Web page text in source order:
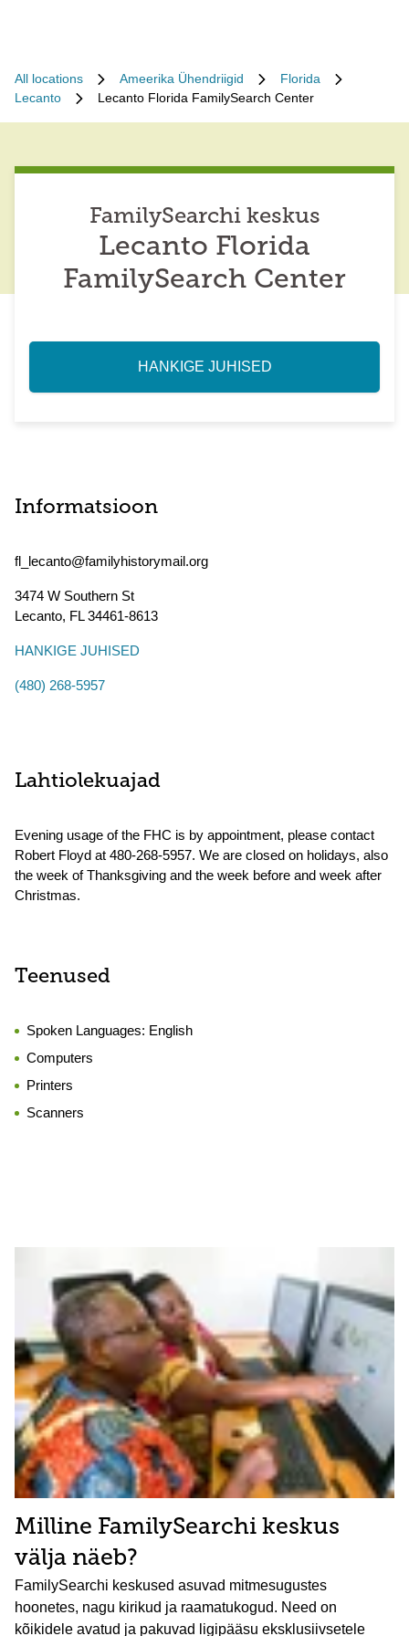
All locations Ameerika Ühendriigid
Florida
Lecanto
Lecanto Florida FamilySearch Center
FamilySearchi keskus
Lecanto Florida
FamilySearch Center
HANKIGE JUHISED
Informatsioon
fl_lecanto@familyhistorymail.org
3474 W Southern St
Lecanto, FL34461-8613
HANKIGE JUHISED
(480) 268-5957
Lahtiolekuajad
Evening usage of the FHC is by appointment, please contact
Robert Floyd at 480-268-5957. We are closed on holidays, also
the week of Thanksgiving and the week before and week after
Christmas.
Teenused
Spoken Languages: English
Computers
Printers
Scanners
Milline FamilySearchi keskus
välja näeb?
FamilySearchi keskused asuvad mitmesugustes
hoonetes, nagu kirikud ja raamatukogud. Need on
kõikidele avatud ja pakuvad ligipääsu eksklusiivsetele